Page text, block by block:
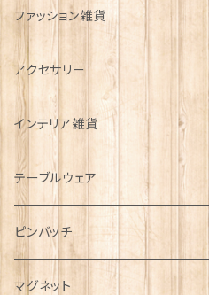
ファッション雑貨
タータンネクタイ
帽子
キャップ
ハンチング帽
キャスケット
Tシャツ
マフラー
タータン【Bronte by Moon】
サッシュ
アクセサリー
ORTAK
ブローチ
ペンダント
チャーム
インテリア雑貨
インテリア置物
ラブスプーン
ラブスプーン【SION LLEWELLYN】
ファブリック
テーブルウェア
ティータオル
ペーパーナプキン
ピンバッチ
ジェネラルデザイン
マグネット